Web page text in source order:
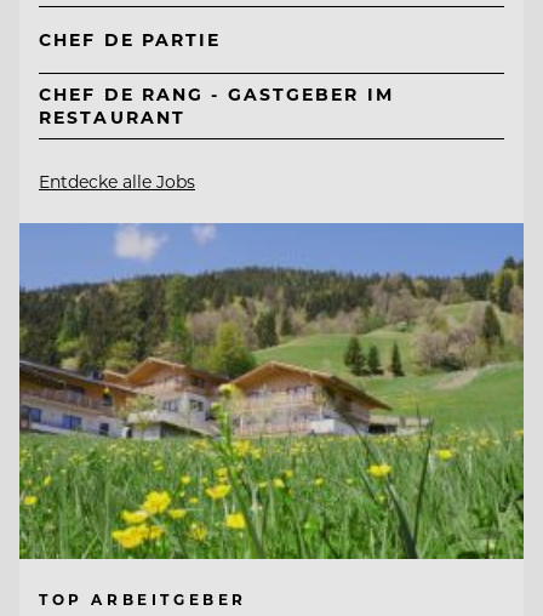
CHEF DE PARTIE
CHEF DE RANG - GASTGEBER IM
RESTAURANT
Entdecke alle Jobs
TOP ARBEITGEBER